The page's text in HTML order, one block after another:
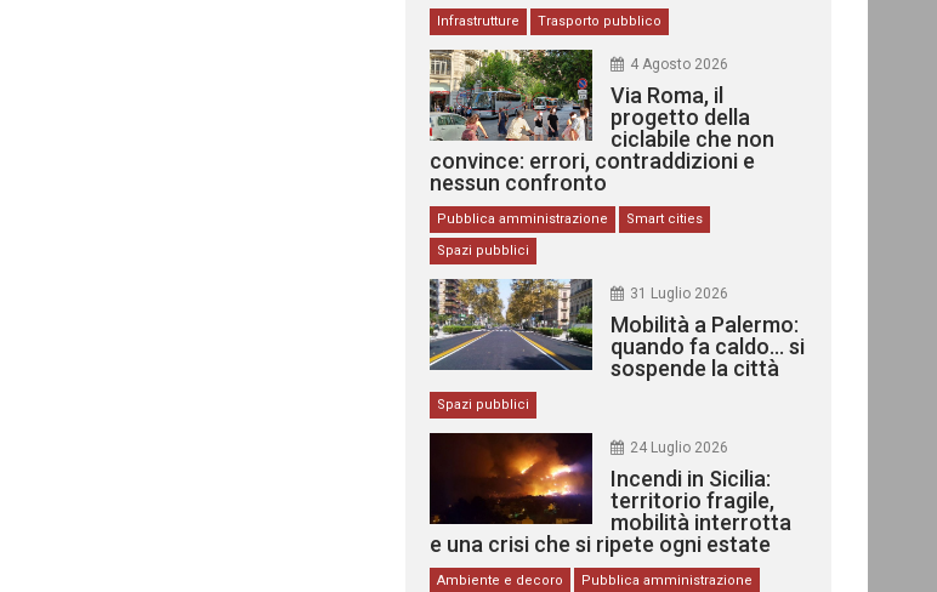
Infrastrutture Trasporto pubblico
4 Agosto 2026
Via Roma, il
progetto della
ciclabile che non
convince: errori, contraddizioni e
nessun confronto
Pubblica amministrazione
Smart cities
Spazi pubblici
31 Luglio 2026
Mobilità a Palermo:
quando fa caldo… si
sospende la città
Spazi pubblici
24 Luglio 2026
Incendi in Sicilia:
territorio fragile,
mobilità interrotta
e una crisi che si ripete ogni estate
Ambiente e decoro Pubblica amministrazione